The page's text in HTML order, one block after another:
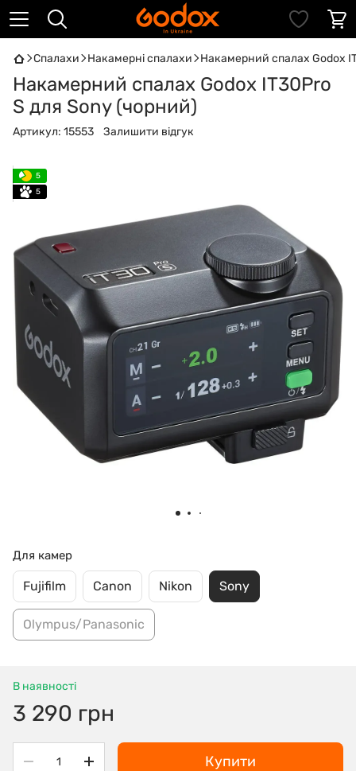
Спалахи Накамерні спалахи Накамерний спалах Godox
Накамерний спалах Godox IT30Pro
S для Sony (чорний)
Артикул: 15553 Залишити відгук
5
5
Для камер
Fujifilm Canon Nikon Sony
Olympus/Panasonic
В наявності
3 290 грн
Купити